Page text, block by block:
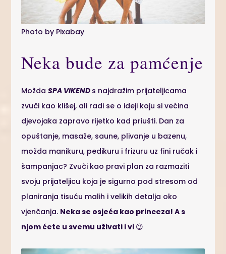
Photo by Pixabay
Neka bude za pamćenje
MoždaSPA VIKEND s najdražim prijateljicama
zvuči kao klišej, ali radi se o ideji koju si većina
djevojaka zapravo rijetko kad priušti. Dan za
opuštanje, masaže, saune, plivanje u bazenu,
možda manikuru, pedikuru i frizuru uz fini ručak i
šampanjac? Zvuči kao pravi plan za razmaziti
svoju prijateljicu koja je sigurno pod stresom od
planiranja tisuću malih i velikih detalja oko
vjenčanja. Neka se osjeća kao princeza! A s
njom ćete u svemu uživati i vi 😉